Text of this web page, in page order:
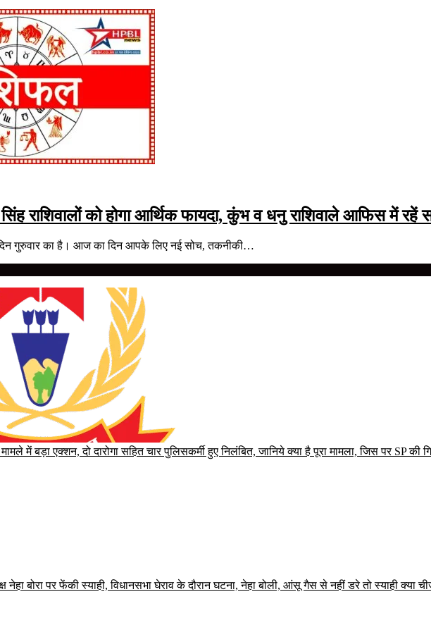
राशिवालों को होगा आर्थिक फायदा, कुंभ व धनु राशिवाले आफिस में रहें
गुरुवार का है। आज का दिन आपके लिए नई सोच, तकनीकी…
में बड़ा एक्शन, दो दारोगा सहित चार पुलिसकर्मी हुए निलंबित, जानिये क्या है पूरा मामला, जिस पर SP की
बोरा पर फेंकी स्याही, विधानसभा घेराव के दौरान घटना, नेहा बोली, आंसू गैस से नहीं डरे तो स्याही क्या